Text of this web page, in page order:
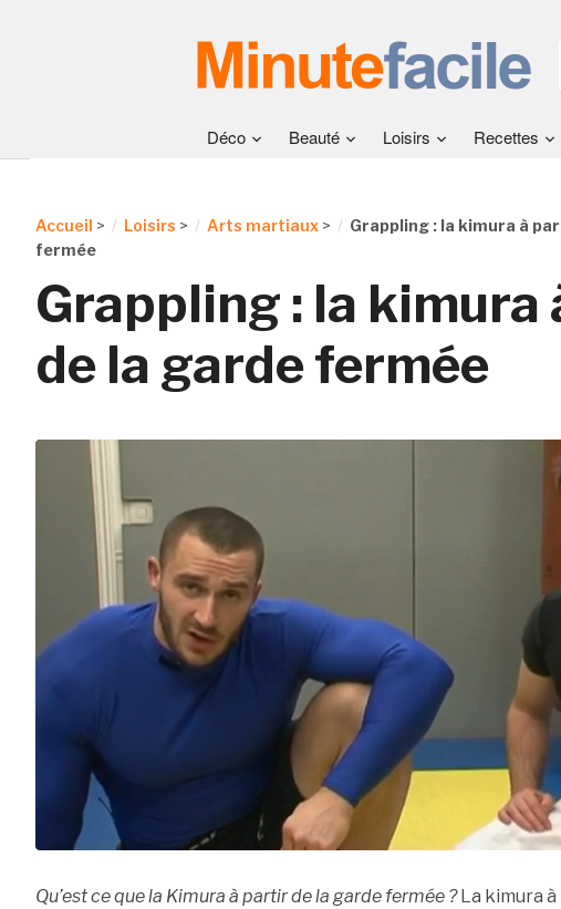
Déco Beauté Loisirs Recettes
Accueil > Loisirs > Arts martiaux>
Grappling : la kimura à
fermée
Grappling : la kimura
de la garde fermée
Qu’est ce que la Kimura à partir de la garde fermée ?La kimura à